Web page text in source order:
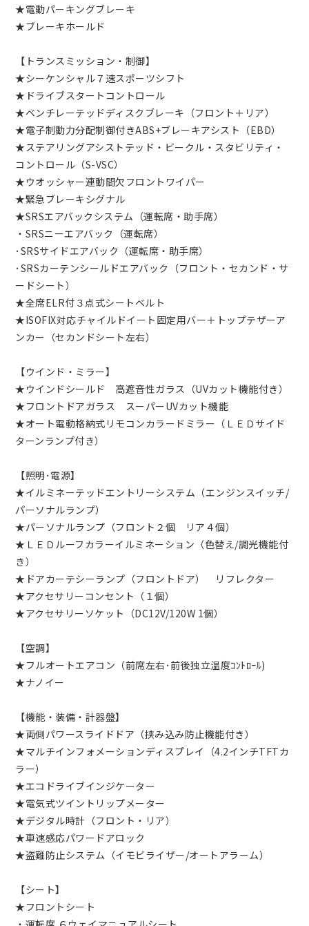
★電動パーキングブレーキ
★ブレーキホールド
【トランスミッション・制御】
★シーケンシャル７速スポーツシフト
★ドライブスタートコントロール
★ベンチレーテッドディスクブレーキ（フロント＋リア）
★電子制動力分配制御付きABS+ブレーキアシスト（EBD）
★ステアリングアシストテッド・ビークル・スタビリティ・
コントロール（S-VSC）
★ウオッシャー連動間欠フロントワイパー
★緊急ブレーキシグナル
★SRSエアバックシステム（運転席・助手席）
・SRSニーエアバック（運転席）
･SRSサイドエアバック（運転席・助手席）
･SRSカーテンシールドエアバック（フロント・セカンド・サ
ードシート）
★全席ELR付３点式シートベルト
★ISOFIX対応チャイルドイート固定用バー＋トップテザーア
ンカー（セカンドシート左右）
【ウインド・ミラー】
★ウインドシールド 高遮音性ガラス（UVカット機能付き）
★フロントドアガラス スーパーUVカット機能
★オート電動格納式リモコンカラードミラー（ＬＥＤサイド
ターンランプ付き）
【照明･電源】
★イルミネーテッドエントリーシステム（エンジンスイッチ/
パーソナルランプ）
★パーソナルランプ（フロント２個 リア４個）
★ＬＥＤルーフカラーイルミネーション（色替え/調光機能付
き）
★ドアカーテシーランプ（フロントドア） リフレクター
★アクセサリーコンセント（１個）
★アクセサリーソケット（DC12V/120W 1個）
【空調】
★フルオートエアコン（前席左右･前後独立温度ｺﾝﾄﾛｰﾙ)
★ナノイー
【機能・装備・計器盤】
★両側パワースライドドア（挟み込み防止機能付き）
★マルチインフォメーションディスプレイ（4.2インチTFTカ
ラー）
★エコドライブインジケーター
★電気式ツイントリップメーター
★デジタル時計（フロント・リア）
★車速感応パワードアロック
★盗難防止システム（イモビライザー/オートアラーム）
【シート】
★フロントシート